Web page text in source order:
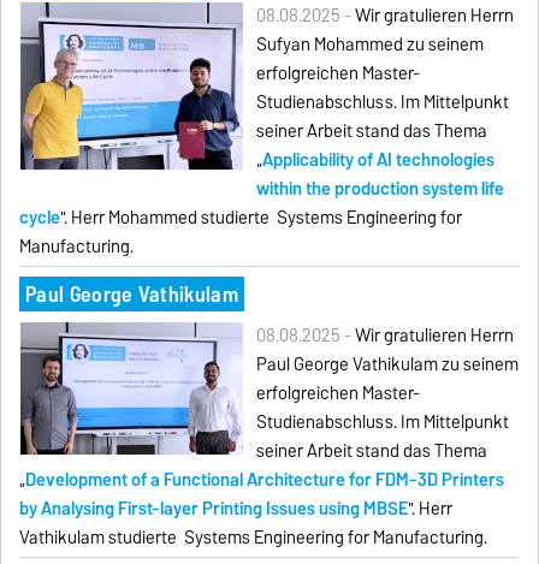
08.08.2025 -Wir gratulieren Herrn
Sufyan Mohammed zu seinem
erfolgreichen Master-
Studienabschluss. Im Mittelpunkt
seiner Arbeit stand das Thema
„Applicability of AI technologies
within the production system life
cycle". Herr Mohammed studierte Systems Engineering for
Manufacturing.
Paul George Vathikulam
08.08.2025 -Wir gratulieren Herrn
Paul George Vathikulam zu seinem
erfolgreichen Master-
Studienabschluss. Im Mittelpunkt
seiner Arbeit stand das Thema
„Development of a Functional Architecture for FDM-3D Printers
by Analysing First-layer Printing Issues using MBSE". Herr
Vathikulam studierte Systems Engineering for Manufacturing.